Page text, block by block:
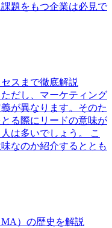
題をもつ企業は必見で
スまで徹底解説
だし、マーケティング
が異なります。そのた
る際にリードの意味が
は多いでしょう。 こ
なのか紹介するととも
）の歴史を解説